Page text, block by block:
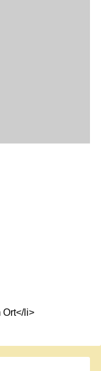
Ort</li>